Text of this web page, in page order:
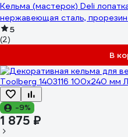
Кельма (мастерок) Deli
нержавеющая сталь,
5
(2)
В
-9%
1 875 ₽